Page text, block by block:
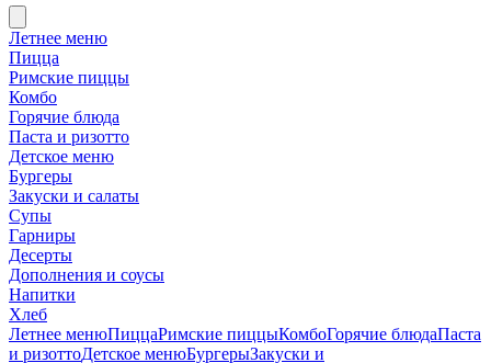
Летнее меню
Пицца
Римские пиццы
Комбо
Горячие блюда
Паста и ризотто
Детское меню
Бургеры
Закуски и салаты
Супы
Гарниры
Десерты
Дополнения и соусы
Напитки
Хлеб
Летнее менюПиццаРимские пиццыКомбоГорячие блюдаПаста
и ризоттоДетское менюБургерыЗакуски и